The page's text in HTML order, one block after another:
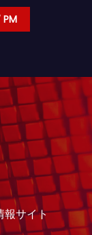
PM
報サイト